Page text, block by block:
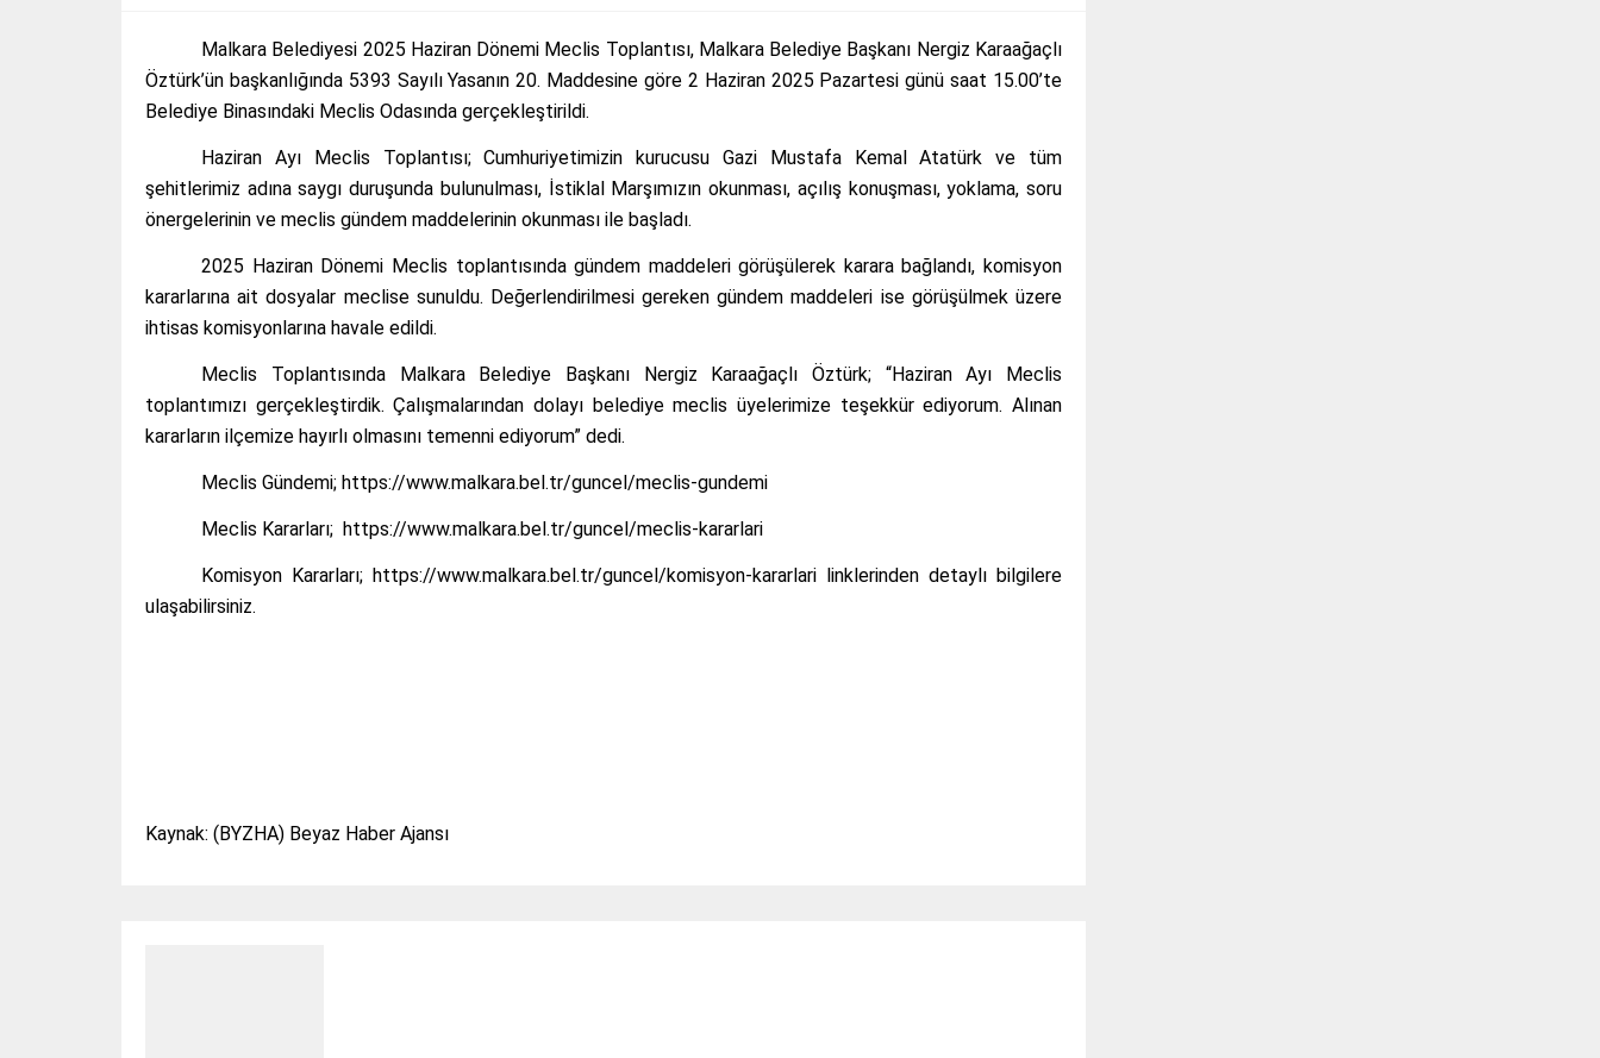
Malkara Belediyesi 2025 Haziran Dönemi Meclis Toplantısı, Malkara Belediye Başkanı Nergiz Karaağaçlı
Öztürk’ün başkanlığında 5393 Sayılı Yasanın 20. Maddesine göre 2 Haziran 2025 Pazartesi günü saat 15.00’te
Belediye Binasındaki Meclis Odasında gerçekleştirildi.
Haziran Ayı Meclis Toplantısı; Cumhuriyetimizin kurucusu Gazi Mustafa Kemal Atatürk ve tüm
şehitlerimiz adına saygı duruşunda bulunulması, İstiklal Marşımızın okunması, açılış konuşması, yoklama, soru
önergelerinin ve meclis gündem maddelerinin okunması ile başladı.
2025 Haziran Dönemi Meclis toplantısında gündem maddeleri görüşülerek karara bağlandı, komisyon
kararlarına ait dosyalar meclise sunuldu. Değerlendirilmesi gereken gündem maddeleri ise görüşülmek üzere
ihtisas komisyonlarına havale edildi.
Meclis Toplantısında Malkara Belediye Başkanı Nergiz Karaağaçlı Öztürk; “Haziran Ayı Meclis
toplantımızı gerçekleştirdik. Çalışmalarından dolayı belediye meclis üyelerimize teşekkür ediyorum. Alınan
kararların ilçemize hayırlı olmasını temenni ediyorum” dedi.
Meclis Gündemi; https://www.malkara.bel.tr/guncel/meclis-gundemi
Meclis Kararları; https://www.malkara.bel.tr/guncel/meclis-kararlari
Komisyon Kararları; https://www.malkara.bel.tr/guncel/komisyon-kararlari linklerinden detaylı bilgilere
ulaşabilirsiniz.
Kaynak: (BYZHA) Beyaz Haber Ajansı